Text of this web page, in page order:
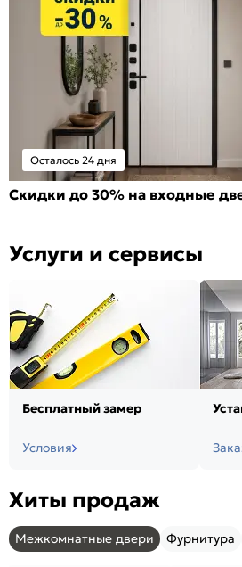
Осталось 24 дня
Скидки до 30% на входные
Услуги и сервисы
Бесплатный замер
Условия
Хиты продаж
Межкомнатные двери Фурнитура